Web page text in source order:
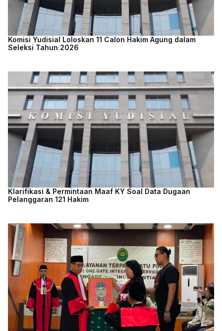
Komisi Yudisial Loloskan 11 Calon Hakim Agung dalam
Seleksi Tahun 2026
Klarifikasi & Permintaan Maaf KY Soal Data Dugaan
Pelanggaran 121 Hakim